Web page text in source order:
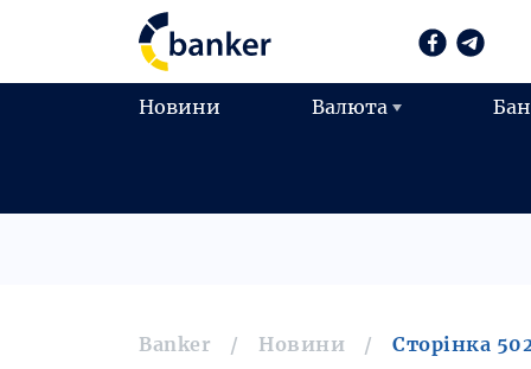
Новини Валюта
Banker Новини Сторінка